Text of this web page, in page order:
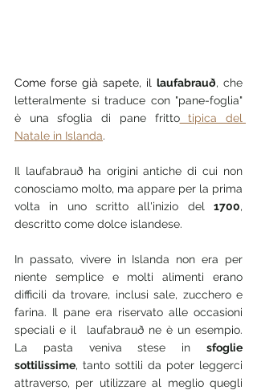
Come forse già sapete, il laufabrauð, che
letteralmente si traduce con "pane-foglia"
è una sfoglia di pane fritto tipica del
Natale in Islanda.
Il laufabrauð ha origini antiche di cui non
conosciamo molto, ma appare per la prima
volta in uno scritto all'inizio del 1700,
descritto come dolce islandese.
In passato, vivere in Islanda non era per
niente semplice e molti alimenti erano
difficili da trovare, inclusi sale, zucchero e
farina. Il pane era riservato alle occasioni
speciali e il  laufabrauð ne è un esempio.
La pasta veniva stese in sfoglie
sottilissime, tanto sottili da poter leggerci
attraverso, per utilizzare al meglio quegli